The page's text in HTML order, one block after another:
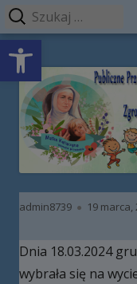
Open toolbar
Przeskocz
treści
Publiczne
Menu
główne
Autor
admin8739 19 marca,
Dnia 18.03.2024
wybrała się na